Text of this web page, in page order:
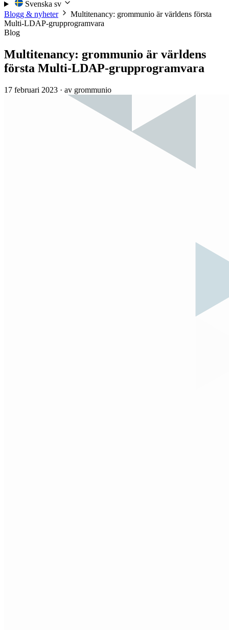
Svenska sv
Blogg & nyheter
Multitenancy: grommunio är världens första
Multi-LDAP-grupprogramvara
Blog
Multitenancy: grommunio är världens
första Multi-LDAP-grupprogramvara
17 februari 2023 · av grommunio